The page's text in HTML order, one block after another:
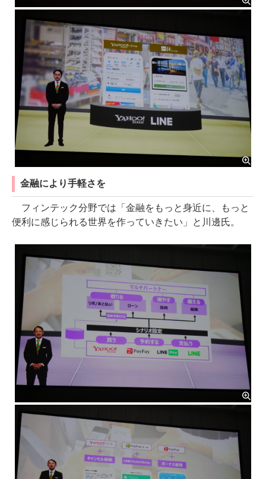
金融により手軽さを
フィンテック分野では「金融をもっと身近に、もっと
便利に感じられる世界を作っていきたい」と川邊氏。